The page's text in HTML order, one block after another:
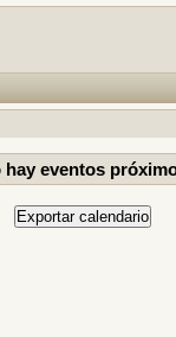
hay eventos